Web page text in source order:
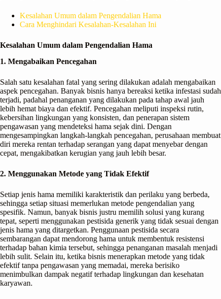
Kesalahan Umum dalam Pengendalian Hama
Cara Menghindari Kesalahan-Kesalahan Ini
Kesalahan Umum dalam Pengendalian Hama
1. Mengabaikan Pencegahan
Salah satu kesalahan fatal yang sering dilakukan adalah mengabaikan
aspek pencegahan. Banyak bisnis hanya bereaksi ketika infestasi sudah
terjadi, padahal penanganan yang dilakukan pada tahap awal jauh
lebih hemat biaya dan efektif. Pencegahan meliputi inspeksi rutin,
kebersihan lingkungan yang konsisten, dan penerapan sistem
pengawasan yang mendeteksi hama sejak dini. Dengan
mengesampingkan langkah-langkah pencegahan, perusahaan membuat
diri mereka rentan terhadap serangan yang dapat menyebar dengan
cepat, mengakibatkan kerugian yang jauh lebih besar.
2. Menggunakan Metode yang Tidak Efektif
Setiap jenis hama memiliki karakteristik dan perilaku yang berbeda,
sehingga setiap situasi memerlukan metode pengendalian yang
spesifik. Namun, banyak bisnis justru memilih solusi yang kurang
tepat, seperti menggunakan pestisida generik yang tidak sesuai dengan
jenis hama yang ditargetkan. Penggunaan pestisida secara
sembarangan dapat mendorong hama untuk membentuk resistensi
terhadap bahan kimia tersebut, sehingga penanganan masalah menjadi
lebih sulit. Selain itu, ketika bisnis menerapkan metode yang tidak
efektif tanpa pengawasan yang memadai, mereka berisiko
menimbulkan dampak negatif terhadap lingkungan dan kesehatan
karyawan.